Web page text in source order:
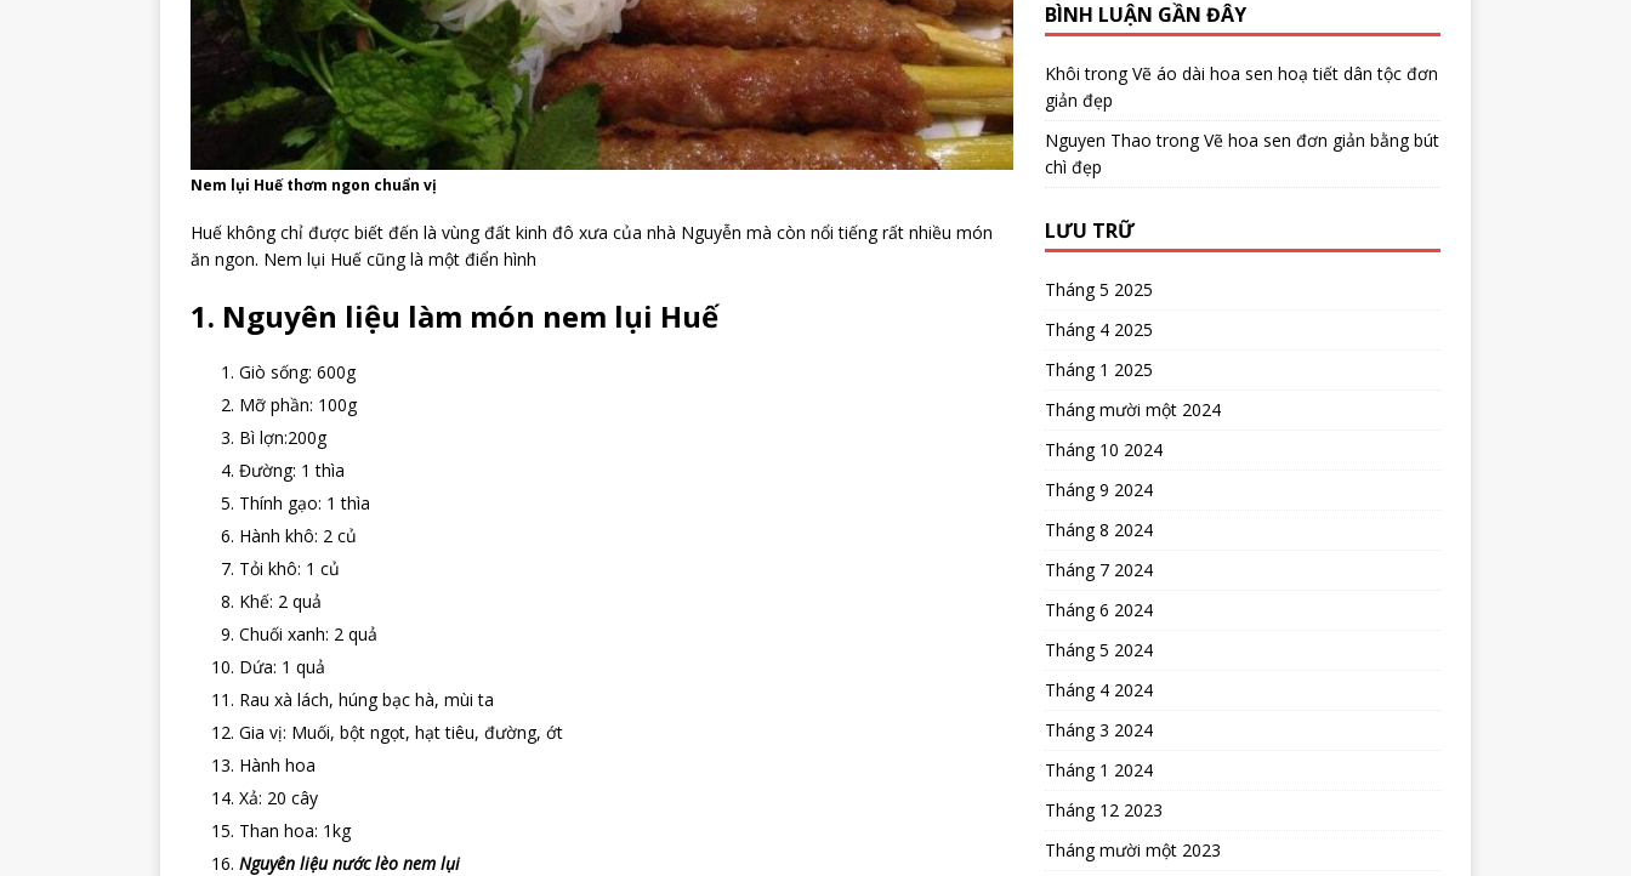
Nem lụi Huế thơm ngon chuẩn vị
Huế không chỉ được biết đến là vùng đất kinh đô xưa của nhà Nguyễn mà còn nổi tiếng rất nhiều món
ăn ngon. Nem lụi Huế cũng là một điển hình
1. Nguyên liệu làm món nem lụi Huế
Giò sống: 600g
Mỡ phần: 100g
Bì lợn:200g
Đường: 1 thìa
Thính gạo: 1 thìa
Hành khô: 2 củ
Tỏi khô: 1 củ
Khế: 2 quả
Chuối xanh: 2 quả
Dứa: 1 quả
Rau xà lách, húng bạc hà, mùi ta
Gia vị: Muối, bột ngọt, hạt tiêu, đường, ớt
Hành hoa
Xả: 20 cây
Than hoa: 1kg
Nguyên liệu nước lèo nem lụi
BÌNH LUẬN GẦN ĐÂY
Khôi trongVẽ áo dài hoa sen hoạ tiết dân tộc đơn
giản đẹp
Nguyen Thao trongVẽ hoa sen đơn giản bằng bút
chì đẹp
LƯU TRỮ
Tháng 5 2025
Tháng 4 2025
Tháng 1 2025
Tháng mười một 2024
Tháng 10 2024
Tháng 9 2024
Tháng 8 2024
Tháng 7 2024
Tháng 6 2024
Tháng 5 2024
Tháng 4 2024
Tháng 3 2024
Tháng 1 2024
Tháng 12 2023
Tháng mười một 2023